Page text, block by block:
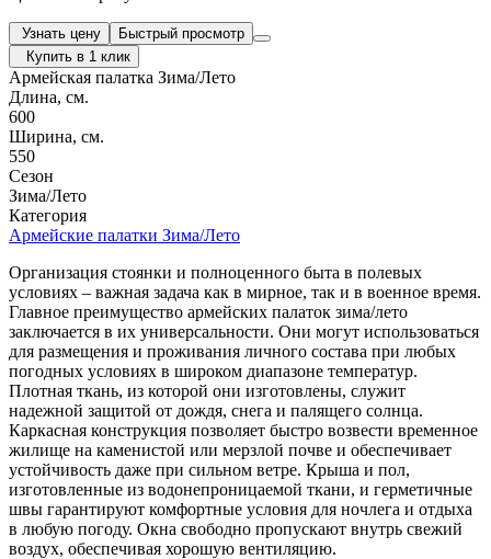
Узнать цену
Быстрый просмотр
Купить в 1 клик
Армейская палатка Зима/Лето
Длина, см.
600
Ширина, см.
550
Сезон
Зима/Лето
Категория
Армейские палатки Зима/Лето
Организация стоянки и полноценного быта в полевых
условиях – важная задача как в мирное, так и в военное время.
Главное преимущество армейских палаток зима/лето
заключается в их универсальности. Они могут использоваться
для размещения и проживания личного состава при любых
погодных условиях в широком диапазоне температур.
Плотная ткань, из которой они изготовлены, служит
надежной защитой от дождя, снега и палящего солнца.
Каркасная конструкция позволяет быстро возвести временное
жилище на каменистой или мерзлой почве и обеспечивает
устойчивость даже при сильном ветре. Крыша и пол,
изготовленные из водонепроницаемой ткани, и герметичные
швы гарантируют комфортные условия для ночлега и отдыха
в любую погоду. Окна свободно пропускают внутрь свежий
воздух, обеспечивая хорошую вентиляцию.